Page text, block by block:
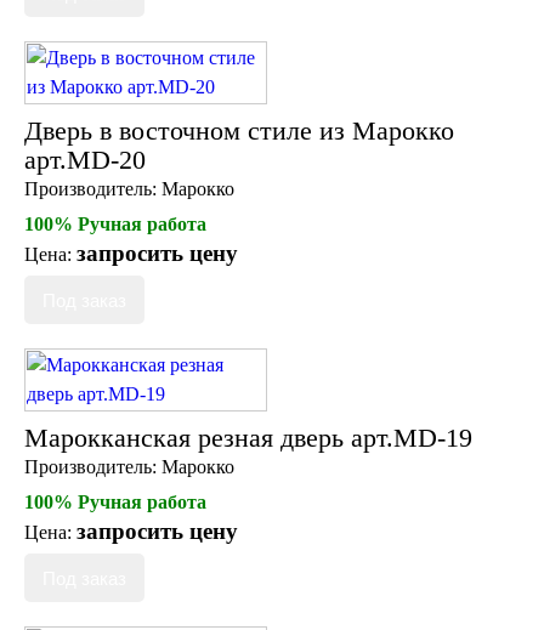
Дверь в восточном стиле из Марокко
арт.MD-20
Производитель: Марокко
100% Ручная работа
Цена: запросить цену
Марокканская резная дверь арт.MD-19
Производитель: Марокко
100% Ручная работа
Цена: запросить цену